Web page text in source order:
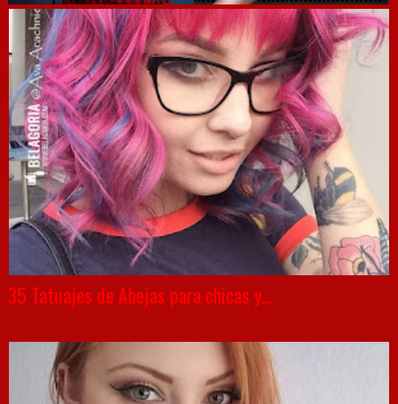
35 Tatuajes de Abejas para chicas y...